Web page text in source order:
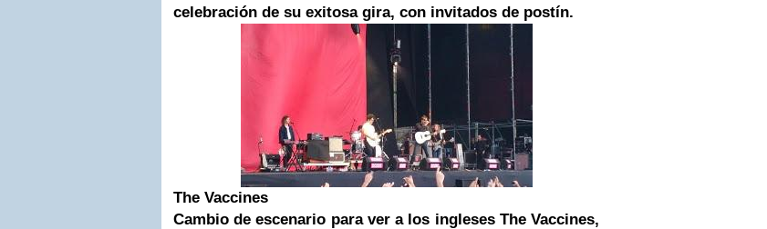
celebración de su exitosa gira, con invitados de postín.
The Vaccines
Cambio de escenario para ver a los ingleses The Vaccines,